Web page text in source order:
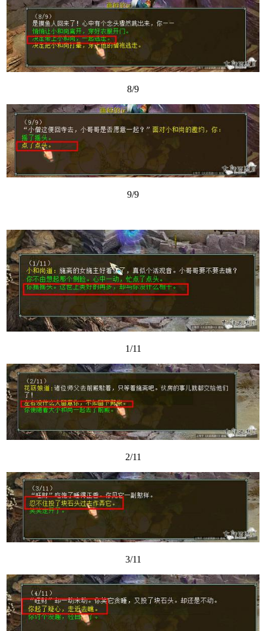
8/9
9/9
1/11
2/11
3/11